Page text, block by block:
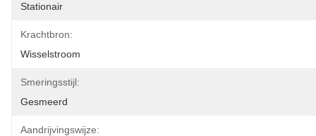
Stationair
Krachtbron:
Wisselstroom
Smeringsstijl:
Gesmeerd
Aandrijvingswijze: